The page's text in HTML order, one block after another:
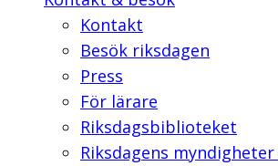
Kontakt
Besök riksdagen
Press
För lärare
Riksdagsbiblioteket
Riksdagens